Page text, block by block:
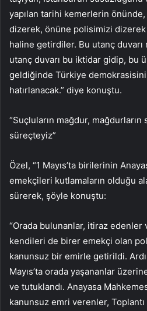
yapılan tarihi kemerlerin önünde,
dizerek, önüne polisimizi dizerek
haline getirdiler. Bu utanç
utanç duvarı bu iktidar gidip, bu
geldiğinde Türkiye
hatırlanacak.” diye konuştu.
“Suçluların mağdur,
süreçteyiz”
Özel, “1 Mayıs’ta birilerinin
emekçileri kutlamaların olduğu
sürerek, şöyle konuştu:
“Orada bulunanlar, itiraz
kendileri de birer emekçi olan
kanunsuz bir emirle getirildi.
Mayıs’ta orada yaşananlar
ve tutuklandı. Anayasa
kanunsuz emri verenler,